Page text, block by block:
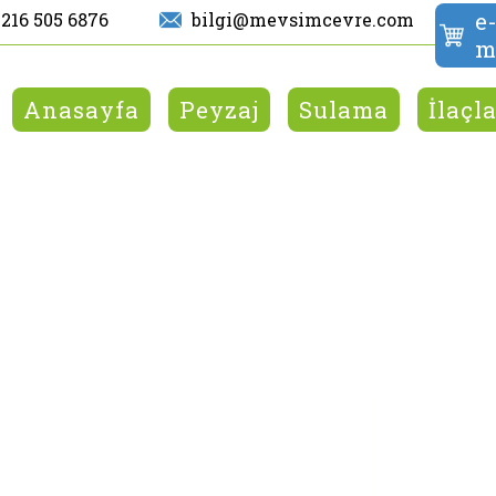
505 6876 bilgi@mevsimcevre.com
e-
Anasayfa
Peyzaj Sulama